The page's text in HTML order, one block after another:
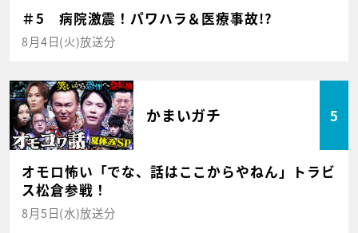
＃5 病院激震！パワハラ＆医療事故!?
8月4日(火)放送分
かまいガチ 5
オモロ怖い「でな、話はここからやねん」トラビ
ス松倉参戦！
8月5日(水)放送分